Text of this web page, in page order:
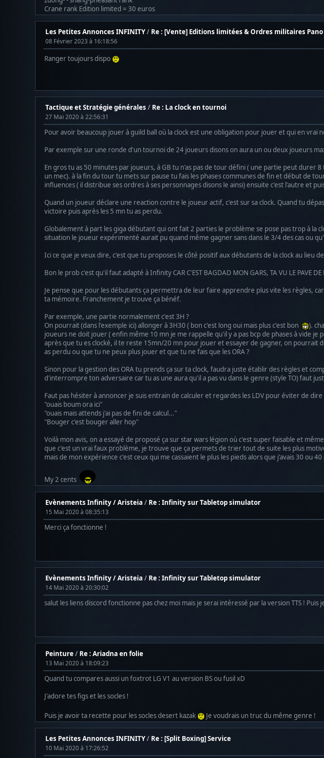
Crane rank Edition limited = 30 euros
Les Petites Annonces INFINITY/ Re : [Vente] Editions limitées & Ordres militaires Pano
08 Février 2023 à 16:18:56
Ranger toujours dispo
Tactique et Stratégie générales / Re : La clock en tournoi
27 Mai 2020 à 22:56:31
Pour avoir beaucoup jouer à guild ball où la clock est une obligation pour jouer et qui en vrai
Par exemple sur une ronde d'un tournoi de 24 joueurs disons on aura un ou deux joueurs
En gros tu as 50 minutes par joueurs, à GB tu n'as pas de tour défini ( une partie peut
un mec). à la fin du tour tu mets sur pause tu fais les phases communes de fin et début de
influences ( il distribue ses ordres à ses personnages disons le ainsi) ensuite c'est l'autre et
Quand un joueur déclare une reaction contre le joueur actif, c'est sur sa clock. Quand tu
victoire puis après les 5 mn tu as perdu.
Globalement à part les giga débutant qui ont fait 2 parties le problème se pose pas trop à
situation le joueur expérimenté aurait pu quand même gagner sans dans le 3/4 des cas ou
Ici ce que je veux dire, c'est que tu proposes le côté positif aux débutants de la clock au lieu
Bon le prob c'est qu'il faut adapté à Infinity CAR C'EST BAGDAD MON GARS, TA VU LE PAVE DE
Je pense que pour les débutants ça permettra de leur faire apprendre plus vite les règles,
ta mémoire. Franchement je trouve ça bénéf.
Par exemple, une partie normalement c'est 3H ?
On pourrait (dans l'exemple ici) allonger à 3H30 ( bon c'est long oui mais plus c'est bon
).
joueurs ne doit jouer ( enfin même 10 mn je me rappelle qu'il y a pas bcp de phases à vide je
après que tu es clocké, il te reste 15mn/20 mn pour jouer et essayer de gagner, on pourrait
as perdu ou que tu ne peux plus jouer et que tu ne fais que les ORA ?
Sinon pour la gestion des ORA tu prends ça sur ta clock, faudra juste établir des règles et
d'interrompre ton adversaire car tu as une aura qu'il a pas vu dans le genre (style TO) faut
Faut pas hésiter à annoncer je suis entrain de calculer et regardes les LDV pour éviter de dire
"ouais boum ora ici"
"ouais mais attends j'ai pas de fini de calcul..."
"Bouger c'est bouger aller hop"
Voilà mon avis, on a essayé de proposé ça sur star wars légion où c'est super faisable et
que c'est un vrai faux problème, je trouve que ça permets de trier tout de suite les plus
mais de mon expérience c'est ceux qui me cassaient le plus les pieds alors que j'avais 30 ou
My 2 cents
Evènements Infinity / Aristeia / Re : Infinity sur Tabletop simulator
15 Mai 2020 à 08:35:13
Merci ça fonctionne !
Evènements Infinity / Aristeia / Re : Infinity sur Tabletop simulator
14 Mai 2020 à 20:30:02
salut les liens discord fonctionne pas chez moi mais je serai intéressé par la version TTS ! Puis
Peinture/ Re : Ariadna en folie
13 Mai 2020 à 18:09:23
Quand tu compares aussi un foxtrot LG V1 au version BS ou fusil xD
J'adore tes figs et les socles !
Puis je avoir ta recette pour les socles desert kazak Je voudrais un truc du même genre !
Les Petites Annonces INFINITY/ Re : [Split Boxing] Service
10 Mai 2020 à 17:26:52